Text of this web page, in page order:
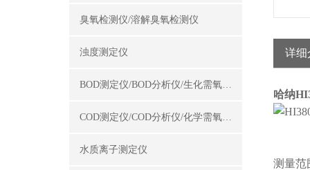
臭氧检测仪/溶解臭氧检测仪
浊度测定仪
BOD测定仪/BOD分析仪/生化需氧量测定仪
COD测定仪/COD分析仪/化学需氧量测定仪
水质离子测定仪
详细
哈纳
测量范